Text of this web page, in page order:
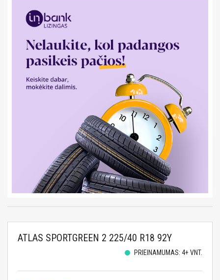
ATLAS SPORTGREEN 2 225/40 R18 92Y
PRIEINAMUMAS: 4+ VNT.